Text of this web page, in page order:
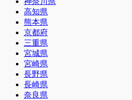
高知県
熊本県
京都府
三重県
宮城県
宮崎県
長野県
長崎県
奈良県